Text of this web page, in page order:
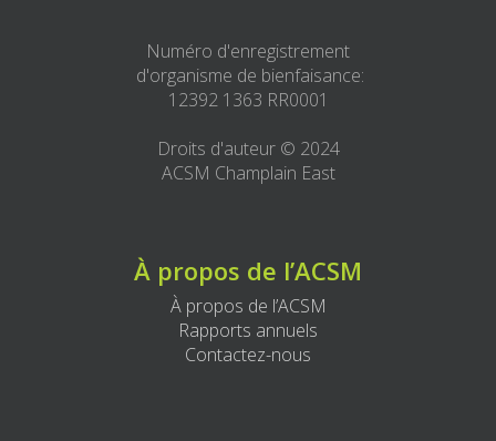
Numéro d'enregistrement
d'organisme de bienfaisance:
12392 1363 RR0001
Droits d'auteur © 2024
ACSM Champlain East
À propos de l’ACSM
À propos de l’ACSM
Rapports annuels
Contactez-nous